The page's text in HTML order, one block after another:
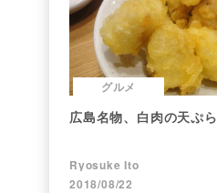
グルメ
広島名物、白肉の天ぷら
Ryosuke Ito
2018/08/22